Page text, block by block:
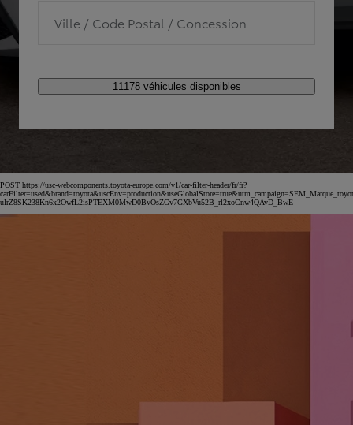
Ville / Code Postal / Concession
11178 véhicules disponibles
POST https://usc-webcomponents.toyota-europe.com/v1/car-filter-header/fr/fr?
uIrZ8SK238Kn6x2OwfL2isPTEXM0MwD0BvOsZGv7GXbVu52B_rl2xoCnw4QAvD_BwE